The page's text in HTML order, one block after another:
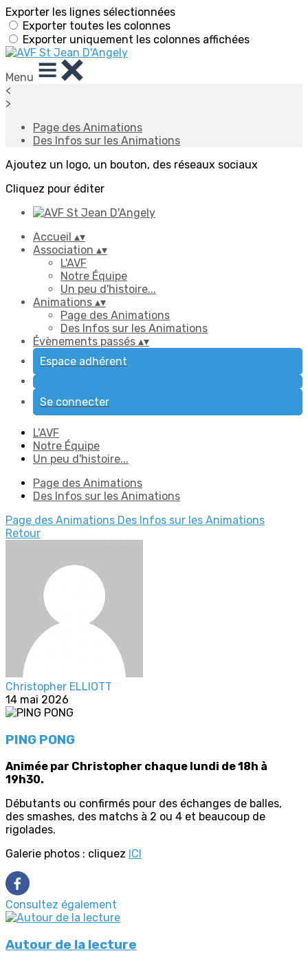
Exporter les lignes sélectionnées
Exporter toutes les colonnes
Exporter uniquement les colonnes affichées
Menu
<
>
Page des Animations
Des Infos sur les Animations
Ajoutez un logo, un bouton, des réseaux sociaux
Cliquez pour éditer
Accueil ▴▾
Association ▴▾
L'AVF
Notre Équipe
Un peu d'histoire...
Animations ▴▾
Page des Animations
Des Infos sur les Animations
Évènements passés ▴▾
Espace adhérent
Se connecter
L'AVF
Notre Équipe
Un peu d'histoire...
Page des Animations
Des Infos sur les Animations
Page des Animations Des Infos sur les Animations
Retour
Christopher ELLIOTT
14 mai 2026
PING PONG
Animée par Christopher chaque lundi de 18h à
19h30.
Débutants ou confirmés pour des échanges de balles,
des smashes, des matchs à 2 ou 4 et beaucoup de
rigolades.
Galerie photos : cliquez ICI
Consultez également
Autour de la lecture